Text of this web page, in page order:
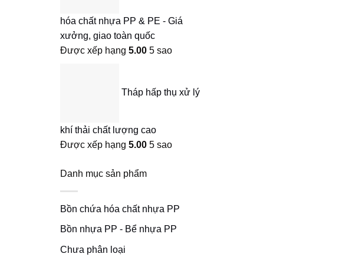
hóa chất nhựa PP & PE - Giá
xưởng, giao toàn quốc
Được xếp hạng 5.00 5 sao
Tháp hấp thụ xử lý
khí thải chất lượng cao
Được xếp hạng 5.00 5 sao
Danh mục sản phẩm
Bồn chứa hóa chất nhựa PP
Bồn nhựa PP - Bể nhựa PP
Chưa phân loại